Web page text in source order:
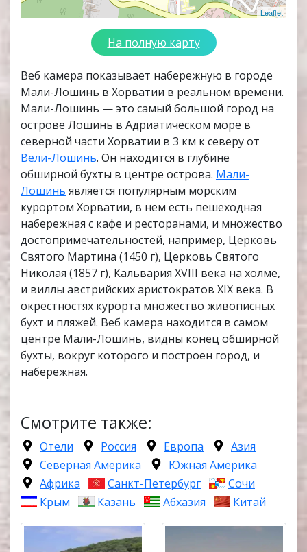
Leaflet
На полную карту
Веб камера показывает набережную в городе
Мали-Лошинь в Хорватии в реальном времени.
Мали-Лошинь — это самый большой город на
острове Лошинь в Адриатическом море в
северной части Хорватии в 3 км к северу от
Вели-Лошинь. Он находится в глубине
обширной бухты в центре острова. Мали-
Лошинь является популярным морским
курортом Хорватии, в нем есть пешеходная
набережная с кафе и ресторанами, и множество
достопримечательностей, например, Церковь
Святого Мартина (1450 г), Церковь Святого
Николая (1857 г), Кальвария XVIII века на холме,
и виллы австрийских аристократов XIX века. В
окрестностях курорта множество живописных
бухт и пляжей. Веб камера находится в самом
центре Мали-Лошинь, видны конец обширной
бухты, вокруг которого и построен город, и
набережная.
Смотрите также:
Отели Россия Европа
Азия
Северная Америка
Южная Америка
Африка
Санкт-Петербург
Сочи
Крым
Казань Абхазия Китай